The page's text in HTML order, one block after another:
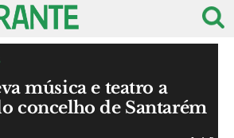
música e teatro a
concelho de Santarém